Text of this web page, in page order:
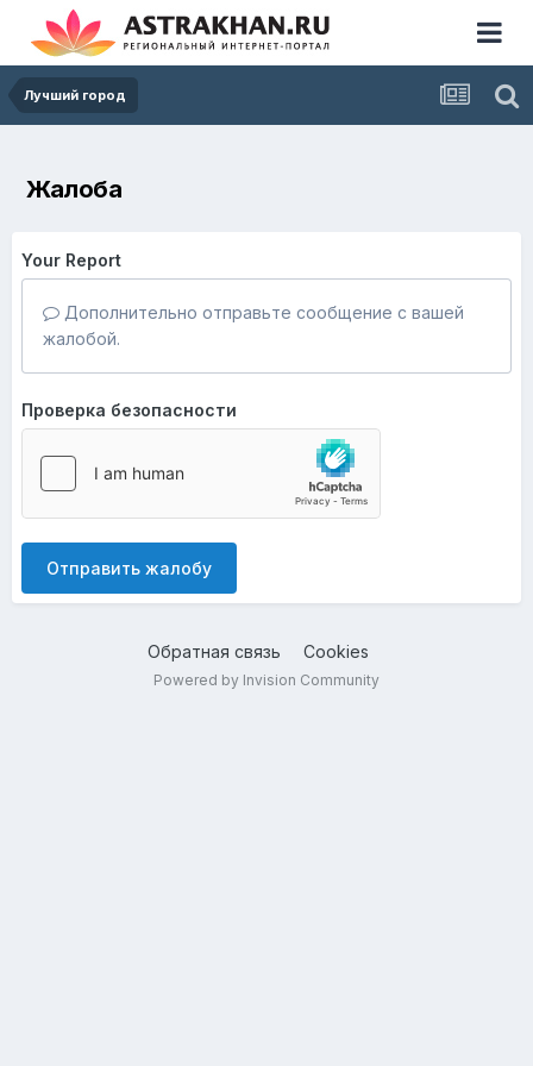
Лучший город
Жалоба
Your Report
Дополнительно отправьте сообщение с вашей
жалобой.
Проверка безопасности
Отправить жалобу
Обратная связь Cookies
Powered by Invision Community